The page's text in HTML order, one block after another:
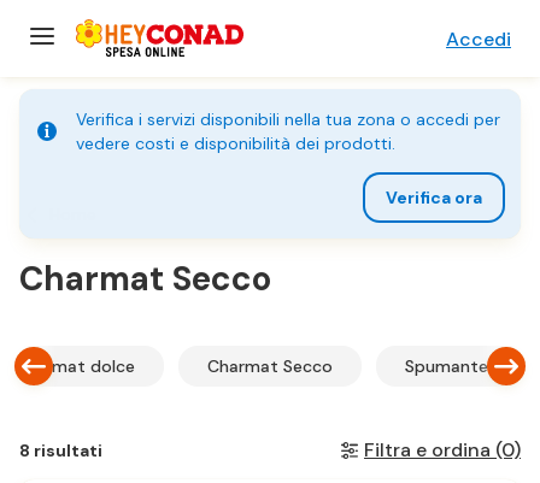
Accedi
Verifica i servizi disponibili nella tua zona o accedi per
vedere costi e disponibilità dei prodotti.
Verifica ora
Charmat Secco
Charmat dolce Charmat Secco Spumante
8 risultati Filtra e ordina (0)